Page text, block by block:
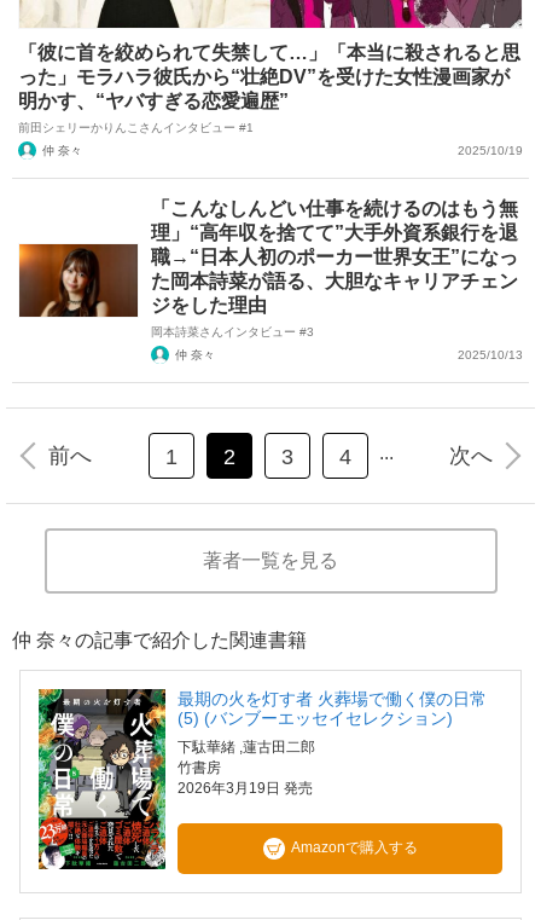
「彼に首を絞められて失禁して…」「本当に殺されると思
った」モラハラ彼氏から“壮絶DV”を受けた女性漫画家が
明かす、“ヤバすぎる恋愛遍歴”
前田シェリーかりんこさんインタビュー #1
仲 奈々
2025/10/19
「こんなしんどい仕事を続けるのはもう無
理」“高年収を捨てて”大手外資系銀行を退
職→“日本人初のポーカー世界女王”になっ
た岡本詩菜が語る、大胆なキャリアチェン
ジをした理由
岡本詩菜さんインタビュー #3
仲 奈々
2025/10/13
前へ 1 2 3 4 ... 次へ
著者一覧を見る
仲 奈々の記事で紹介した関連書籍
最期の火を灯す者 火葬場で働く僕の日常
(5) (バンブーエッセイセレクション)
下駄華緒 ,蓮古田二郎
竹書房
2026年3月19日 発売
Amazonで購入する